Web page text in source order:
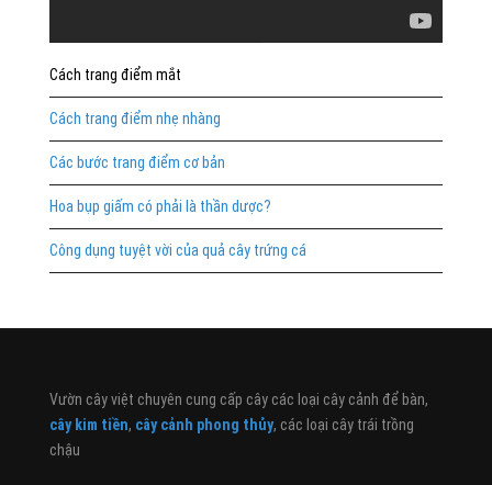
Cách trang điểm mắt
Cách trang điểm nhẹ nhàng
Các bước trang điểm cơ bản
Hoa bụp giấm có phải là thần dược?
Công dụng tuyệt vời của quả cây trứng cá
Vườn cây việt chuyên cung cấp cây các loại cây cảnh để bàn,
cây kim tiền, cây cảnh phong thủy, các loại cây trái trồng
chậu